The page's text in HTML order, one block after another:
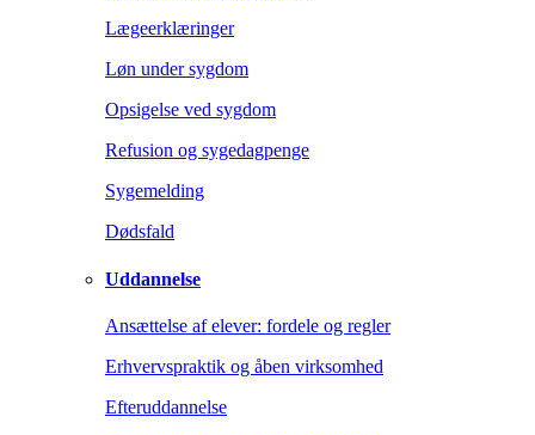
Lægeerklæringer
Løn under sygdom
Opsigelse ved sygdom
Refusion og sygedagpenge
Sygemelding
Dødsfald
Uddannelse
Ansættelse af elever: fordele og regler
Erhvervspraktik og åben virksomhed
Efteruddannelse